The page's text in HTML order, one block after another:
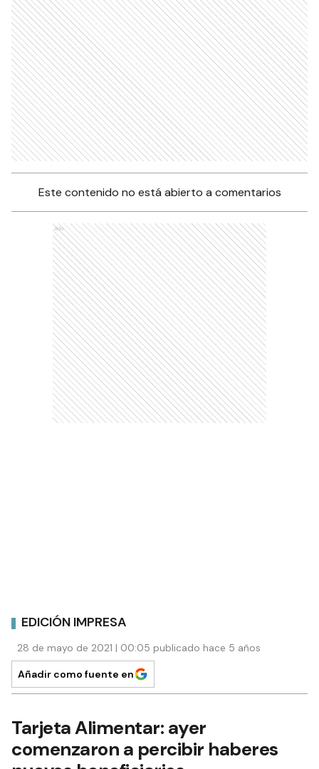
Este contenido no está abierto a comentarios
Ads
EDICIÓN IMPRESA
28 de mayo de 2021 | 00:05 publicado hace 5 años
Añadir como fuente en
Tarjeta Alimentar: ayer
comenzaron a percibir haberes